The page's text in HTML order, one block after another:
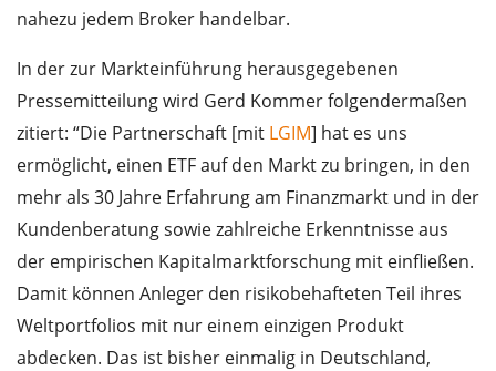
nahezu jedem Broker handelbar.
In der zur Markteinführung herausgegebenen
Pressemitteilung wird Gerd Kommer folgendermaßen
zitiert: “Die Partnerschaft [mit LGIM] hat es uns
ermöglicht, einen ETF auf den Markt zu bringen, in den
mehr als 30 Jahre Erfahrung am Finanzmarkt und in der
Kundenberatung sowie zahlreiche Erkenntnisse aus
der empirischen Kapitalmarktforschung mit einfließen.
Damit können Anleger den risikobehafteten Teil ihres
Weltportfolios mit nur einem einzigen Produkt
abdecken. Das ist bisher einmalig in Deutschland,